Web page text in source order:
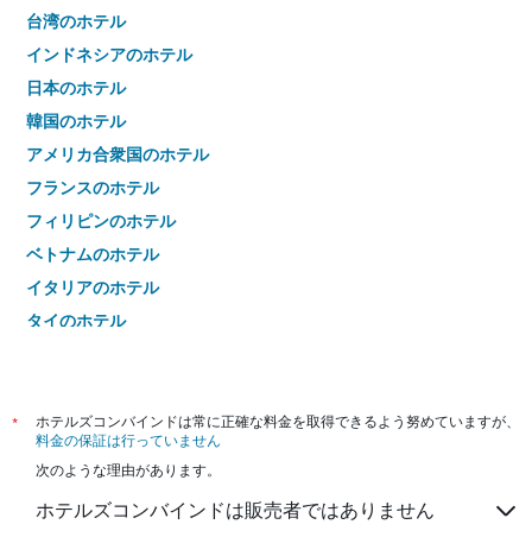
台湾のホテル
インドネシアのホテル
日本のホテル
韓国のホテル
アメリカ合衆国のホテル
フランスのホテル
フィリピンのホテル
ベトナムのホテル
イタリアのホテル
タイのホテル
*
ホテルズコンバインドは常に正確な料金を取得できるよう努めていますが、
料金の保証は行っていません
次のような理由があります。
ホテルズコンバインドは販売者ではありません